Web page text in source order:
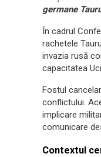
germane
În cadrul
rachetele
invazia rusă
capacitatea
Fostul
conflictului.
implicare
comunicare
Contextul